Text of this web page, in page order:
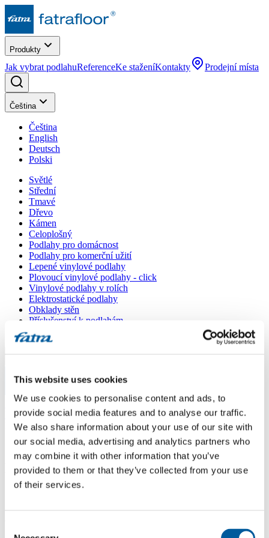
This website uses cookies
We use cookies to personalise content and ads, to
provide social media features and to analyse our traffic.
We also share information about your use of our site with
our social media, advertising and analytics partners who
may combine it with other information that you’ve
provided to them or that they’ve collected from your use
of their services.
Produkty
Jak vybrat podlahuReferenceKe staženíKontakty Prodejní místa
Čeština
Čeština
English
Deutsch
Polski
Světlé
Střední
Tmavé
Dřevo
Kámen
Celoplošný
Podlahy pro domácnost
Podlahy pro komerční užití
Lepené vinylové podlahy
Plovoucí vinylové podlahy - click
Vinylové podlahy v rolích
Elektrostatické podlahy
Obklady stěn
Příslušenství k podlahám
Všechny podlahy
Menu
Domů
Prodejní místa/
LINOTEX, s. r. o.
LINOTEX, s. r. o.